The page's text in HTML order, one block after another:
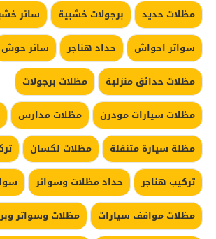
مظلات حديد
برجولات خشبية ساتر
سواتر احواش
حداد هناجر
ساتر حوش
مظلات حدائق منزلية
مظلات برجولات
مظلات سيارات مودرن
مظلات مدارس
مظلة سيارة متنقلة
مظلات لكسان
تركيب هناجر
حداد مظلات وسواتر
مظلات مواقف سيارات
مظلات وسواتر